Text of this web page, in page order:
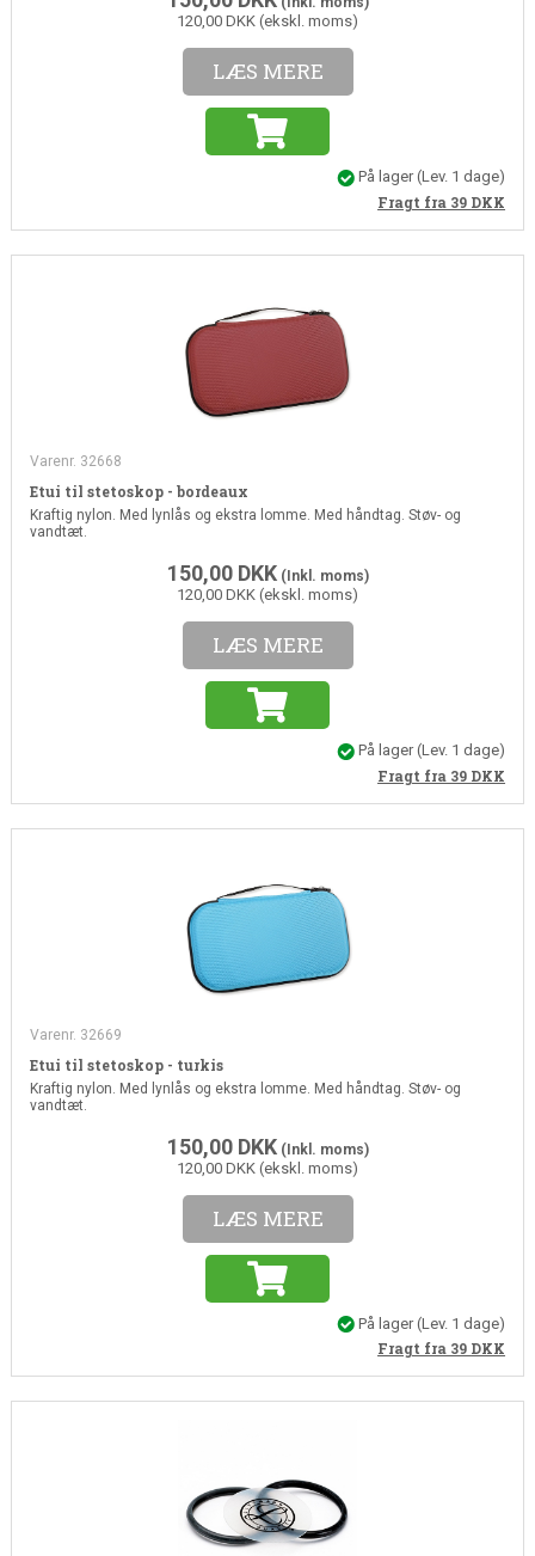
120,00 DKK (ekskl. moms)
LÆS MERE
På lager(Lev. 1 dage)
Fragt fra 39 DKK
Varenr. 32668
Etui til stetoskop - bordeaux
Kraftig nylon. Med lynlås og ekstra lomme. Med håndtag. Støv- og
vandtæt.
150,00 DKK(Inkl. moms)
120,00 DKK (ekskl. moms)
LÆS MERE
På lager(Lev. 1 dage)
Fragt fra 39 DKK
Varenr. 32669
Etui til stetoskop - turkis
Kraftig nylon. Med lynlås og ekstra lomme. Med håndtag. Støv- og
vandtæt.
150,00 DKK(Inkl. moms)
120,00 DKK (ekskl. moms)
LÆS MERE
På lager(Lev. 1 dage)
Fragt fra 39 DKK